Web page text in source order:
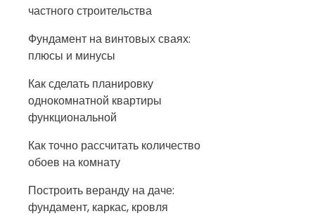
частного строительства
Фундамент на винтовых сваях:
плюсы и минусы
Как сделать планировку
однокомнатной квартиры
функциональной
Как точно рассчитать количество
обоев на комнату
Построить веранду на даче:
фундамент, каркас, кровля